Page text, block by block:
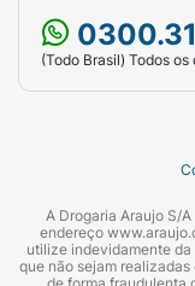
(Todo Brasil) Todos
A Drogaria Araujo S/
endereço
utilize indevidamente da
que não sejam